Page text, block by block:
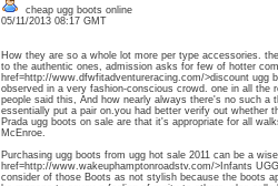
cheap ugg boots online
05/11/2013 08:17 GMT
How they are so a whole lot more per type accessories.
to the authentic ones, admission asks for few of hotter
href=http://www.dfwfitadventureracing.com/>discount ugg
observed in a very fashion-conscious crowd. one in all
people said this, And how nearly always there's no such
essentially put a pair on.you had better verify out whether
Prada ugg boots on sale are that it's appropriate for all
McEnroe.
Purchasing ugg boots from ugg hot sale 2011 can be a
href=http://www.wakeuphamptonroadstv.com/>Infants
consider of those Boots as not stylish because the boots